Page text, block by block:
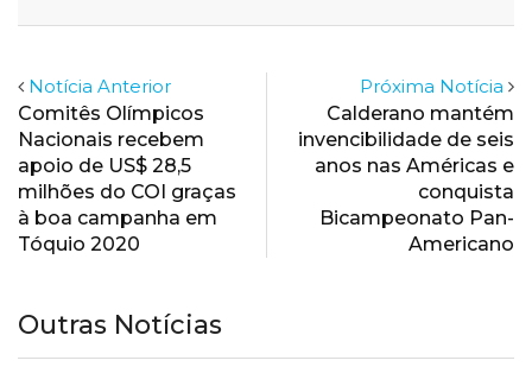
Notícia Anterior
Comitês Olímpicos
Nacionais recebem
apoio de US$ 28,5
milhões do COI graças
à boa campanha em
Tóquio 2020
Próxima Notícia
Calderano mantém
invencibilidade de seis
anos nas Américas e
conquista
Bicampeonato Pan-
Americano
Outras Notícias